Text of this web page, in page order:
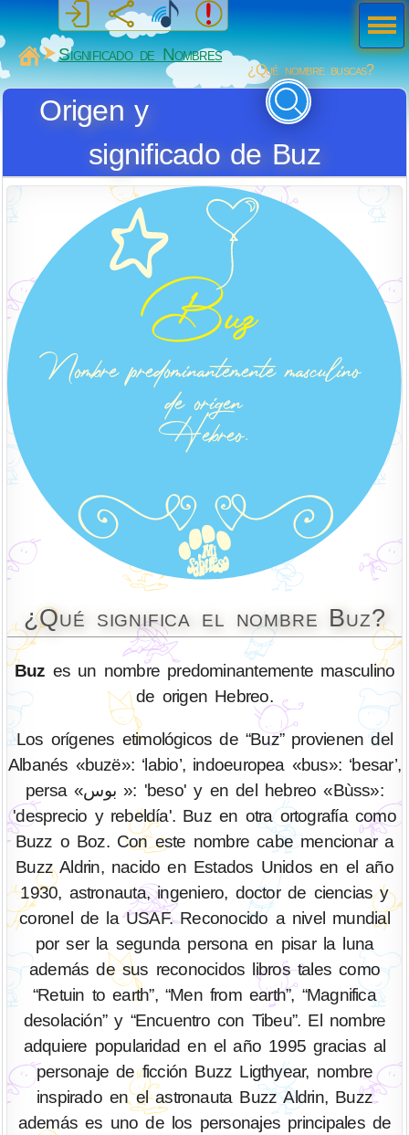
MiSabueso
Significado de Nombres
¿Qué nombre buscas?
Origen y
significado de Buz
¿Qué significa el nombre Buz?
Buz es un nombre predominantemente masculino
de origen Hebreo.
Los orígenes etimológicos de “Buz” provienen del
Albanés «buzë»: ‘labio’, indoeuropea «bus»: ‘besar’,
persa «بوس »: 'beso' y en del hebreo «Bùss»:
'desprecio y rebeldía'. Buz en otra ortografía como
Buzz o Boz. Con este nombre cabe mencionar a
Buzz Aldrin, nacido en Estados Unidos en el año
1930, astronauta, ingeniero, doctor de ciencias y
coronel de la USAF. Reconocido a nivel mundial
por ser la segunda persona en pisar la luna
además de sus reconocidos libros tales como
“Retuin to earth”, “Men from earth”, “Magnifica
desolación” y “Encuentro con Tibeu”. El nombre
adquiere popularidad en el año 1995 gracias al
personaje de ficción Buzz Ligthyear, nombre
inspirado en el astronauta Buzz Aldrin, Buzz
además es uno de los personajes principales de
Men
ú